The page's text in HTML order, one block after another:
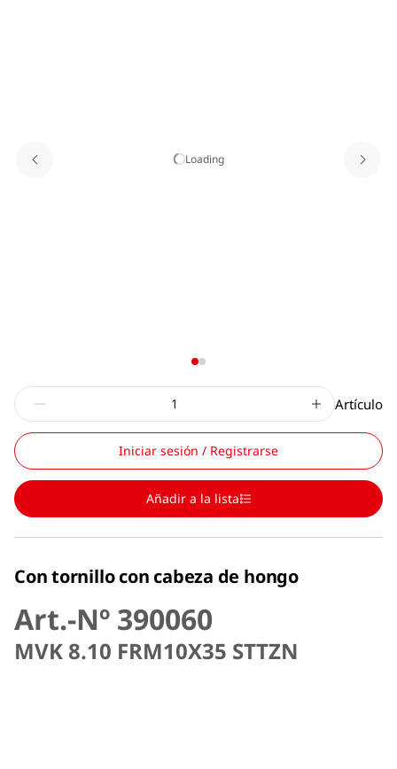
Loading
Artículo
Iniciar sesión / Registrarse
Añadir a la lista
Con tornillo con cabeza de hongo
Art.-Nº 390060
MVK 8.10 FRM10X35 STTZN